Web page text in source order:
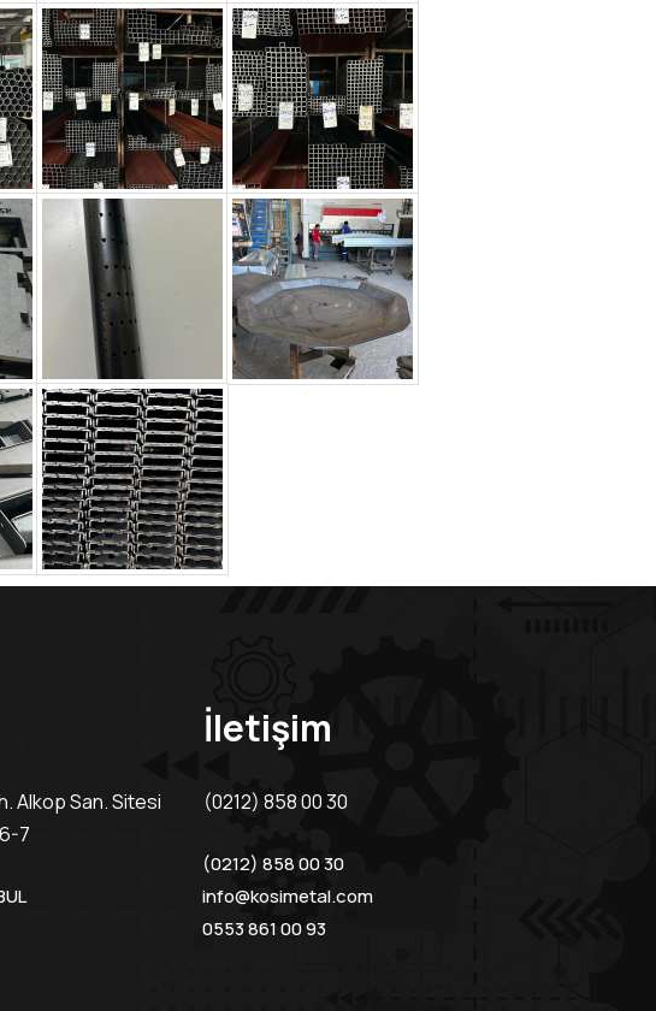
Alkop San. Sitesi
7
İletişim
(0212) 858 00 30
(0212) 858 00 30
info@kosimetal.com
0553 861 00 93